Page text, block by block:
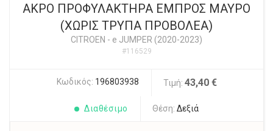
ΑΚΡΟ ΠΡΟΦΥΛΑΚΤΗΡΑ ΕΜΠΡΟΣ ΜΑΥΡΟ
(ΧΩΡΙΣ ΤΡΥΠΑ ΠΡΟΒΟΛΕΑ)
CITROEN - e JUMPER (2020-2023)
#116529
Κωδικός: 196803938 Τιμή: 43,40 €
Διαθέσιμο Θέση: Δεξιά